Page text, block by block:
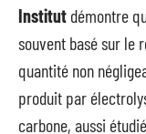
Institut démontre
souvent basé sur le
quantité non
produit par
carbone, aussi